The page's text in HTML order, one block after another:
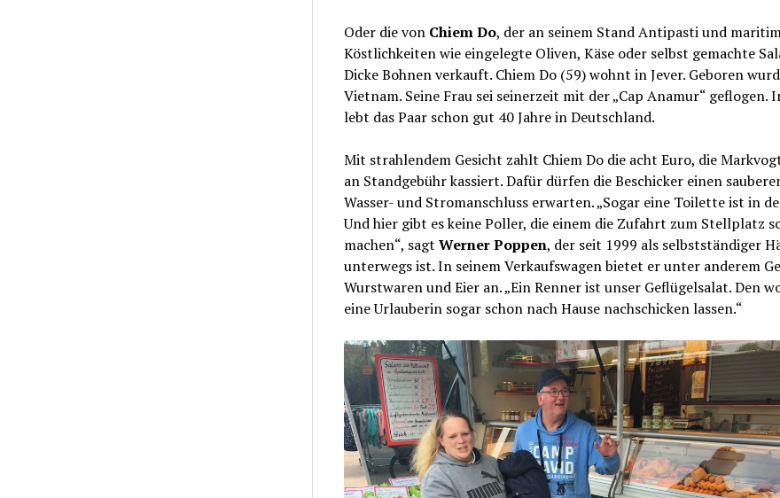
Oder die von Chiem Do, der an seinem Stand Antipasti und
Köstlichkeiten wie eingelegte Oliven, Käse oder selbst gemachte
Dicke Bohnen verkauft. Chiem Do (59) wohnt in Jever. Geboren
Vietnam. Seine Frau sei seinerzeit mit der „Cap Anamur“ geflogen.
lebt das Paar schon gut 40 Jahre in Deutschland.
Mit strahlendem Gesicht zahlt Chiem Do die acht Euro, die
an Standgebühr kassiert. Dafür dürfen die Beschicker einen
Wasser- und Stromanschluss erwarten. „Sogar eine Toilette ist in
Und hier gibt es keine Poller, die einem die Zufahrt zum Stellplatz
machen“, sagt Werner Poppen, der seit 1999 als selbstständiger
unterwegs ist. In seinem Verkaufswagen bietet er unter anderem
Wurstwaren und Eier an. „Ein Renner ist unser Geflügelsalat. Den
eine Urlauberin sogar schon nach Hause nachschicken lassen.“